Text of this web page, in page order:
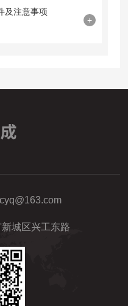
及注意事项
+
城区兴工东路